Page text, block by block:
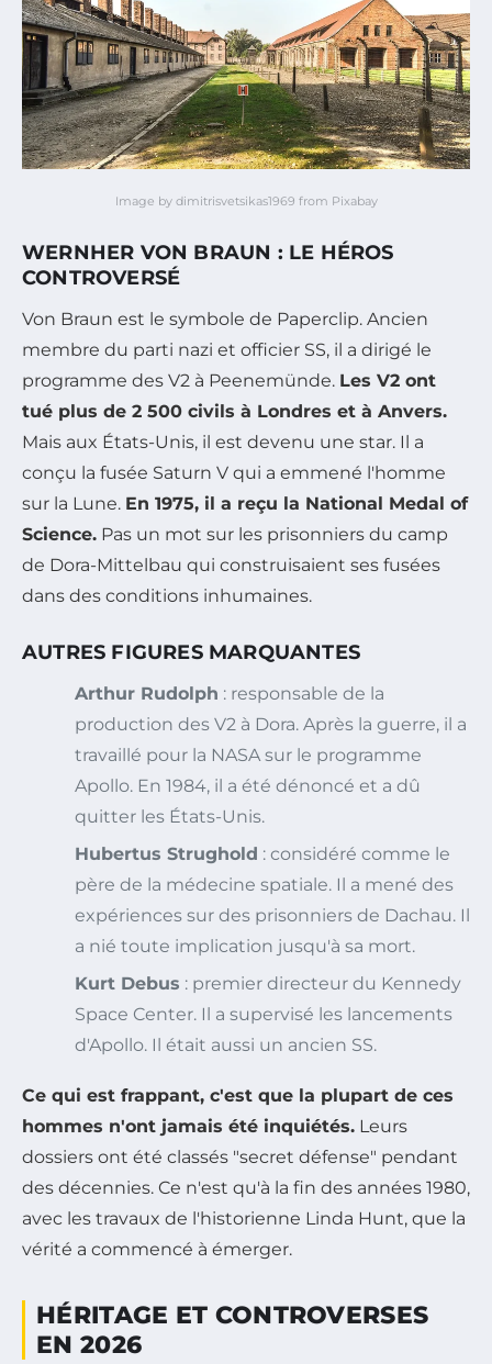
Image by dimitrisvetsikas1969 from Pixabay
WERNHER VON BRAUN : LE HÉROS
CONTROVERSÉ
Von Braun est le symbole de Paperclip. Ancien
membre du parti nazi et officier SS, il a dirigé le
programme des V2 à Peenemünde. Les V2 ont
tué plus de 2 500 civils à Londres et à Anvers.
Mais aux États-Unis, il est devenu une star. Il a
conçu la fusée Saturn V qui a emmené l'homme
sur la Lune. En 1975, il a reçu la National Medal of
Science. Pas un mot sur les prisonniers du camp
de Dora-Mittelbau qui construisaient ses fusées
dans des conditions inhumaines.
AUTRES FIGURES MARQUANTES
Arthur Rudolph : responsable de la
production des V2 à Dora. Après la guerre, il a
travaillé pour la NASA sur le programme
Apollo. En 1984, il a été dénoncé et a dû
quitter les États-Unis.
Hubertus Strughold : considéré comme le
père de la médecine spatiale. Il a mené des
expériences sur des prisonniers de Dachau. Il
a nié toute implication jusqu'à sa mort.
Kurt Debus : premier directeur du Kennedy
Space Center. Il a supervisé les lancements
d'Apollo. Il était aussi un ancien SS.
Ce qui est frappant, c'est que la plupart de ces
hommes n'ont jamais été inquiétés. Leurs
dossiers ont été classés "secret défense" pendant
des décennies. Ce n'est qu'à la fin des années 1980,
avec les travaux de l'historienne Linda Hunt, que la
vérité a commencé à émerger.
HÉRITAGE ET CONTROVERSES
EN 2026